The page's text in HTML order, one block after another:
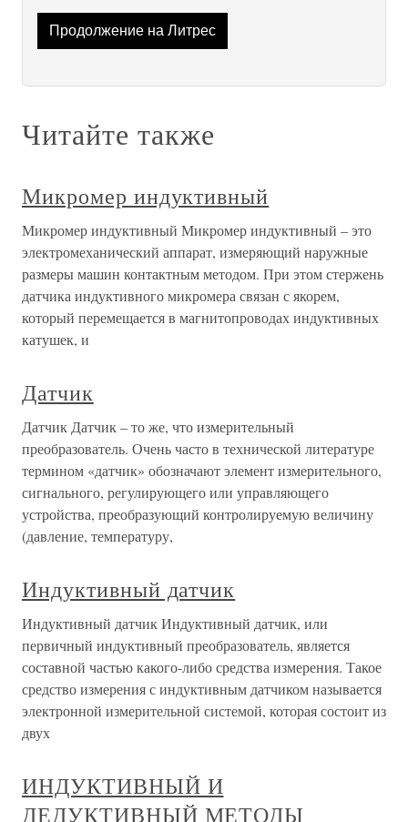
Продолжение на Литрес
Читайте также
Микромер индуктивный
Микромер индуктивный Микромер индуктивный – это
электромеханический аппарат, измеряющий наружные
размеры машин контактным методом. При этом стержень
датчика индуктивного микромера связан с якорем,
который перемещается в магнитопроводах индуктивных
катушек, и
Датчик
Датчик Датчик – то же, что измерительный
преобразователь. Очень часто в технической литературе
термином «датчик» обозначают элемент измерительного,
сигнального, регулирующего или управляющего
устройства, преобразующий контролируемую величину
(давление, температуру,
Индуктивный датчик
Индуктивный датчик Индуктивный датчик, или
первичный индуктивный преобразователь, является
составной частью какого-либо средства измерения. Такое
средство измерения с индуктивным датчиком называется
электронной измерительной системой, которая состоит из
двух
ИНДУКТИВНЫЙ И
ДЕДУКТИВНЫЙ МЕТОДЫ